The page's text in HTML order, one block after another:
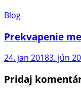
Blog
Prekvapenie
24. jan 20183. jún
Pridaj